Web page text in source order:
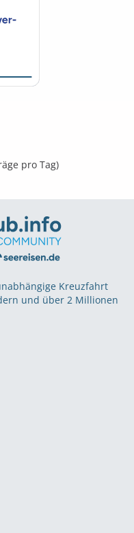
pro Tag)
Kreuzfahrt
und über 2 Millionen